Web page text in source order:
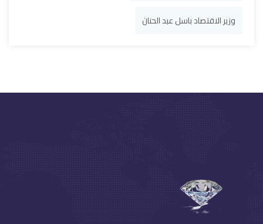
وزير الاقتصاد باسل عبد الحنان